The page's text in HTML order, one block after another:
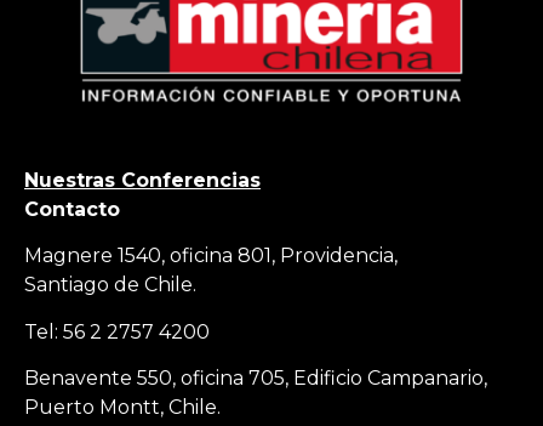
Nuestras Conferencias
Contacto
Magnere 1540, oficina 801, Providencia,
Santiago de Chile.
Tel: 56 2 2757 4200
Benavente 550, oficina 705, Edificio Campanario,
Puerto Montt, Chile.